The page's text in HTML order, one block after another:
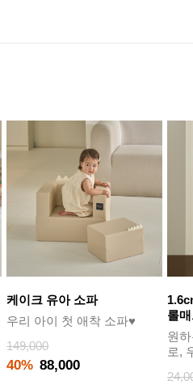
케이크 유아 소파
우리 아이 첫 애착 소파♥
149,000
40% 88,000
롤
원
로,